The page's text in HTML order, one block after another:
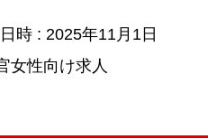
時 : 2025年11月1日
女性向け求人